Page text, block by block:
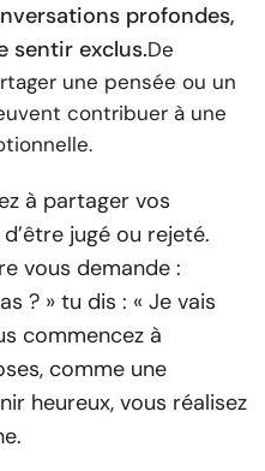
profondes,
sentir exclus.De
une pensée ou un
contribuer à une
à partager vos
jugé ou rejeté.
vous demande :
? » tu dis : « Je vais
commencez à
comme une
heureux, vous réalisez